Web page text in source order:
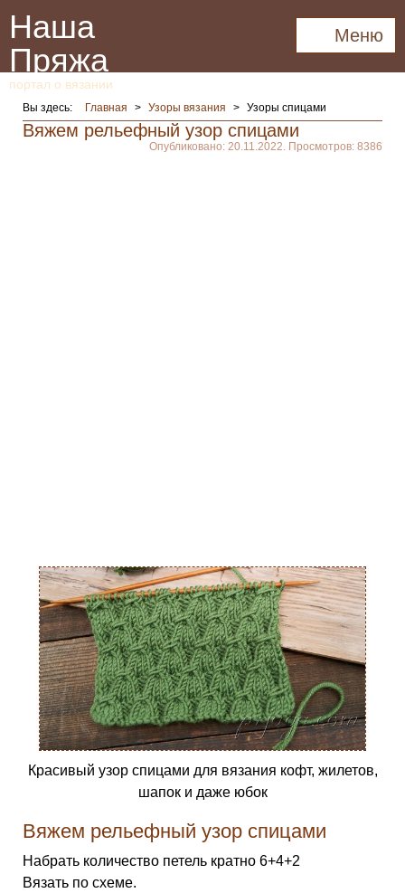
Наша
Пряжа
портал о вязании
Меню
Вы здесь: Главная > Узоры вязания > Узоры спицами
Вяжем рельефный узор спицами
Опубликовано: 20.11.2022. Просмотров: 8386
Красивый узор спицами для вязания кофт, жилетов,
шапок и даже юбок
Вяжем рельефный узор спицами
Набрать количество петель кратно 6+4+2
Вязать по схеме.